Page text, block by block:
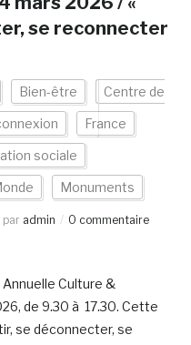
se reconnecter
Bien-être Centre de
France
sociale
Monuments
par admin 0 commentaire
Culture &
de 9.30 à 17.30. Cette
se déconnecter, se